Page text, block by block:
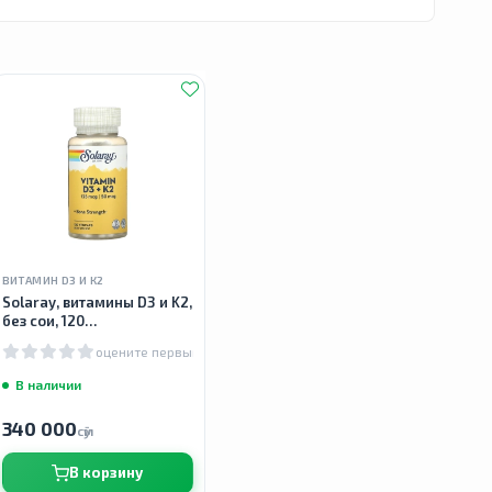
ВИТАМИН D3 И К2
Solaray, витамины D3 и K2,
без сои, 120
оцените первым
В наличии
340 000сӯм
В корзину